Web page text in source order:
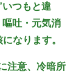
つもと違
吐・元気消
なります。
注意、冷暗所